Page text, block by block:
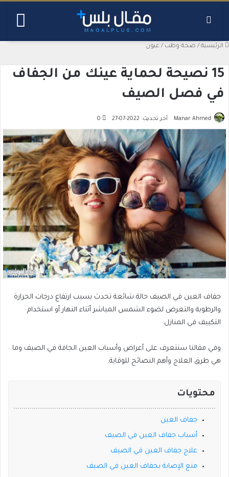
الرئيسية / صحة وطب / عيون
15 نصيحة لحماية عينك من الجفاف
في فصل الصيف
Manar Ahmed آخر تحديث: 2022-07-27 0
نصائح للوقاية من جفاف العين في الصيف
جفاف العين في الصيف حالة شائعة تحدث بسبب ارتفاع درجات الحرارة
والرطوبة والتعرض لضوء الشمس المباشر أثناء النهار أو استخدام
التكييف في المنازل.
وفي مقالنا سنتعرف على أعراض وأسباب العين الجافة في الصيف وما
هي طرق العلاج وأهم النصائح للوقاية.
محتويات
جفاف العين
أسباب جفاف العين في الصيف
علاج جفاف العين في الصيف
منع الإصابة بجفاف العين في الصيف